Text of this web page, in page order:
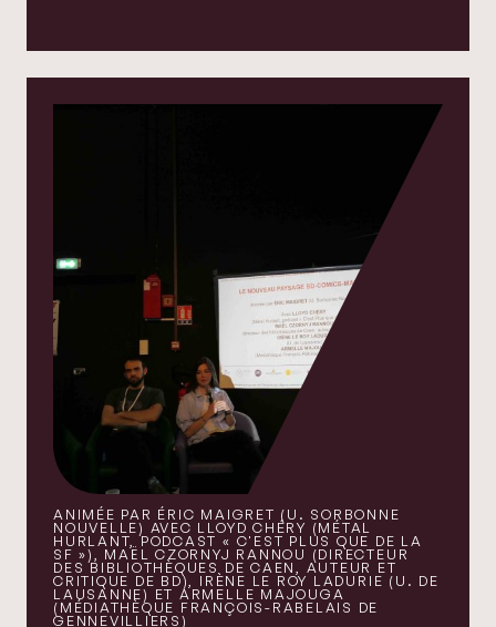
ANIMÉE PAR ÉRIC MAIGRET (U. SORBONNE
NOUVELLE) AVEC LLOYD CHÉRY (MÉTAL
HURLANT, PODCAST « C'EST PLUS QUE DE LA
SF »), MAËL CZORNYJ RANNOU (DIRECTEUR
DES BIBLIOTHÈQUES DE CAEN, AUTEUR ET
CRITIQUE DE BD), IRÈNE LE ROY LADURIE (U. DE
LAUSANNE) ET ARMELLE MAJOUGA
(MÉDIATHÈQUE FRANÇOIS-RABELAIS DE
GENNEVILLIERS)